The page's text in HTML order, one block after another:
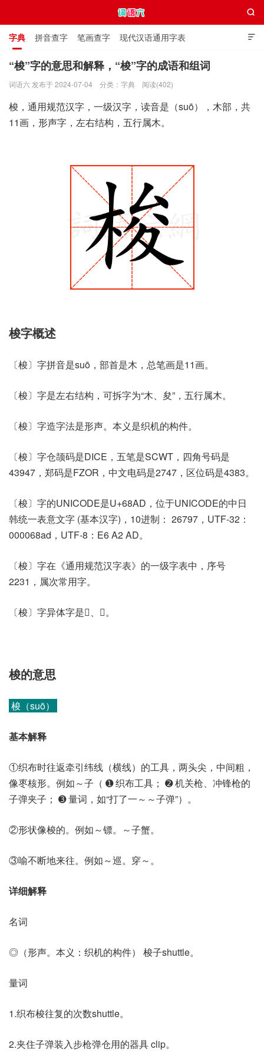

字典 拼音查字 笔画查字 现代汉语通用字表
通用规范汉字表 叠字大全 独体字大全 极简英语词典

“梭”字的意思和解释，“梭”字的成语和组词
词语六 发布于 2024-07-04 分类： 字典 阅读(402)
梭，通用规范汉字，一级汉字，读音是（suō），木部，共
11画，形声字，左右结构，五行属木。
梭字概述
〔梭〕字拼音是suō，部首是木，总笔画是11画。
〔梭〕字是左右结构，可拆字为“木、夋”，五行属木。
〔梭〕字造字法是形声。本义是织机的构件。
〔梭〕字仓颉码是DICE，五笔是SCWT，四角号码是
43947，郑码是FZOR，中文电码是2747，区位码是4383。
〔梭〕字的UNICODE是U+68AD，位于UNICODE的中日
韩统一表意文字 (基本汉字)，10进制： 26797，UTF-32：
000068ad，UTF-8：E6 A2 AD。
〔梭〕字在《通用规范汉字表》的一级字表中，序号
2231，属次常用字。
〔梭〕字异体字是𣜤、𥭟。
梭的意思
梭（suō）
基本解释
①织布时往返牵引纬线（横线）的工具，两头尖，中间粗，
像枣核形。例如～子（ ➊ 织布工具； ➋ 机关枪、冲锋枪的
子弹夹子； ➌ 量词，如“打了一～～子弹”）。
②形状像梭的。例如～镖。～子蟹。
③喻不断地来往。例如～巡。穿～。
详细解释
名词
◎（形声。本义：织机的构件） 梭子shuttle。
量词
1.织布梭往复的次数shuttle。
2.夹住子弹装入步枪弹仓用的器具 clip。